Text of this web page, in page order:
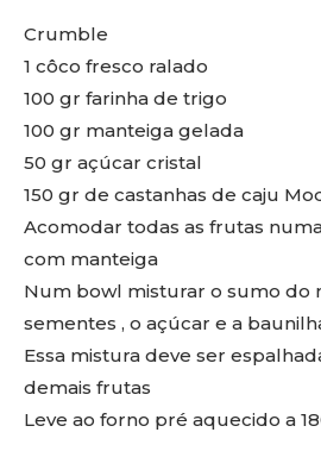
Crumble
1 côco fresco ralado
100 gr farinha de trigo
100 gr manteiga gelada
50 gr açúcar cristal
150 gr de castanhas de caju
Acomodar todas as frutas
com manteiga
Num bowl misturar o sumo do
sementes , o açúcar e a
Essa mistura deve ser
demais frutas
Leve ao forno pré aquecido a